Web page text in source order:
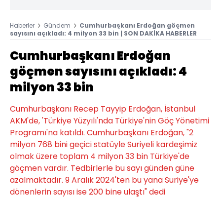
Haberler Gündem
Cumhurbaşkanı Erdoğan göçmen
sayısını açıkladı: 4 milyon 33 bin | SON DAKİKA HABERLER
Cumhurbaşkanı Erdoğan
göçmen sayısını açıkladı: 4
milyon 33 bin
Cumhurbaşkanı Recep Tayyip Erdoğan, İstanbul
AKM'de, 'Türkiye Yüzyılı'nda Türkiye'nin Göç Yönetimi
Programı'na katıldı. Cumhurbaşkanı Erdoğan, "2
milyon 768 bini geçici statüyle Suriyeli kardeşimiz
olmak üzere toplam 4 milyon 33 bin Türkiye'de
göçmen vardır. Tedbirlerle bu sayı günden güne
azalmaktadır. 9 Aralık 2024'ten bu yana Suriye'ye
dönenlerin sayısı ise 200 bine ulaştı" dedi